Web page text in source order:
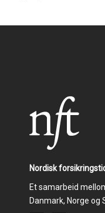
Nordisk
Et samarbeid
Danmark, Norge og